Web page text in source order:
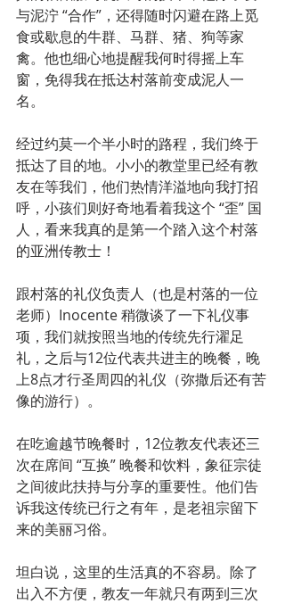
与泥泞 “合作”，还得随时闪避在路上觅
食或歇息的牛群、马群、猪、狗等家
禽。他也细心地提醒我何时得摇上车
窗，免得我在抵达村落前变成泥人一
名。
经过约莫一个半小时的路程，我们终于
抵达了目的地。小小的教堂里已经有教
友在等我们，他们热情洋溢地向我打招
呼，小孩们则好奇地看着我这个 “歪” 国
人，看来我真的是第一个踏入这个村落
的亚洲传教士！
跟村落的礼仪负责人（也是村落的一位
老师）Inocente 稍微谈了一下礼仪事
项，我们就按照当地的传统先行濯足
礼，之后与12位代表共进主的晚餐，晚
上8点才行圣周四的礼仪（弥撒后还有苦
像的游行）。
在吃逾越节晚餐时，12位教友代表还三
次在席间 “互换” 晚餐和饮料，象征宗徒
之间彼此扶持与分享的重要性。他们告
诉我这传统已行之有年，是老祖宗留下
来的美丽习俗。
坦白说，这里的生活真的不容易。除了
出入不方便，教友一年就只有两到三次